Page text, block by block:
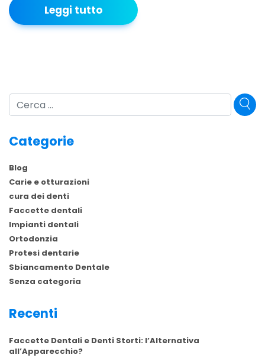
Leggi tutto
Cerca
Categorie
Blog
Carie e otturazioni
cura dei denti
Faccette dentali
Impianti dentali
Ortodonzia
Protesi dentarie
Sbiancamento Dentale
Senza categoria
Recenti
Faccette Dentali e Denti Storti: l’Alternativa
all’Apparecchio?